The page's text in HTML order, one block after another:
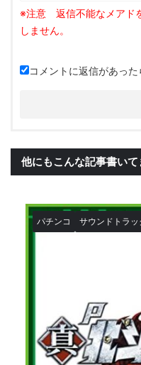
コメントに返信があった
他にもこんな記事書いて
パチンコ サウンドトラッ